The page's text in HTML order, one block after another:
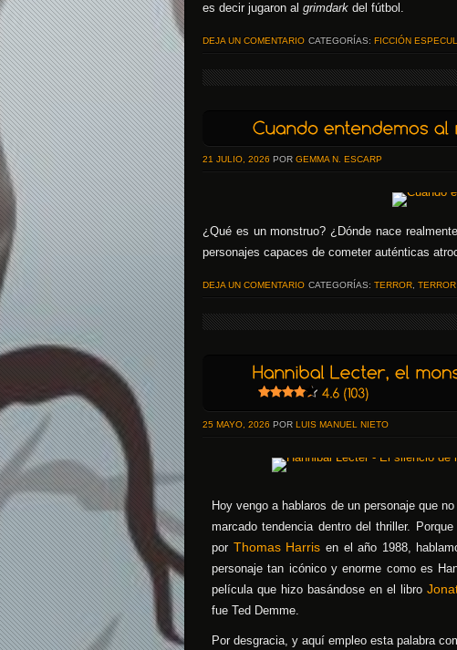
es decir jugaron al grimdark del fútbol.
DEJA UN COMENTARIO CATEGORÍAS: FICCIÓN
21 JULIO, 2026 POR GEMMA N. ESCARP
¿Qué es un monstruo? ¿Dónde nace
personajes capaces de cometer auténticas
DEJA UN COMENTARIO CATEGORÍAS: TERROR TERROR
25 MAYO, 2026 POR LUIS MANUEL NIETO
Hoy vengo a hablaros de un personaje que
marcado tendencia dentro del thriller.
por Thomas Harris en el año 1988,
personaje tan icónico y enorme como es
película que hizo basándose en el libro
fue Ted Demme.
Por desgracia, y aquí empleo esta palabra